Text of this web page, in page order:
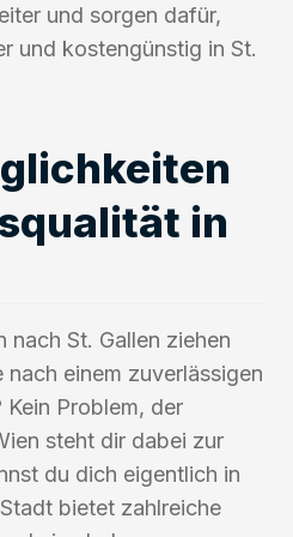
und sorgen dafür,
und kostengünstig in St.
in
nach St. Gallen ziehen
einem zuverlässigen
Kein Problem, der
steht dir dabei zur
du dich eigentlich in
bietet zahlreiche